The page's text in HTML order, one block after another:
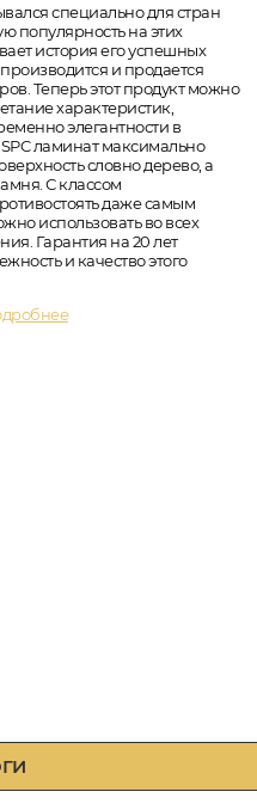
специально для стран
популярность на этих
история его успешных
и продается
Теперь этот продукт можно
характеристик,
элегантности в
ламинат максимально
словно дерево, а
С классом
даже самым
использовать во всех
Гарантия на 20 лет
и качество этого